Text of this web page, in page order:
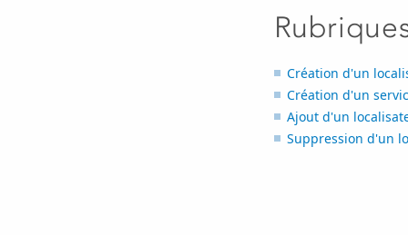
Création d'un
Création d'un
Ajout d'un
Suppression d'un